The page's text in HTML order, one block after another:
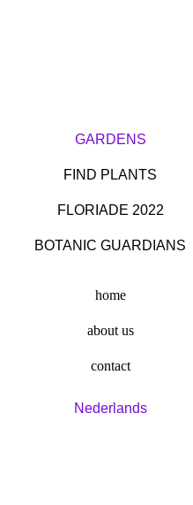
GARDENS
FIND PLANTS
FLORIADE 2022
BOTANIC GUARDIANS
home
about us
contact
Nederlands